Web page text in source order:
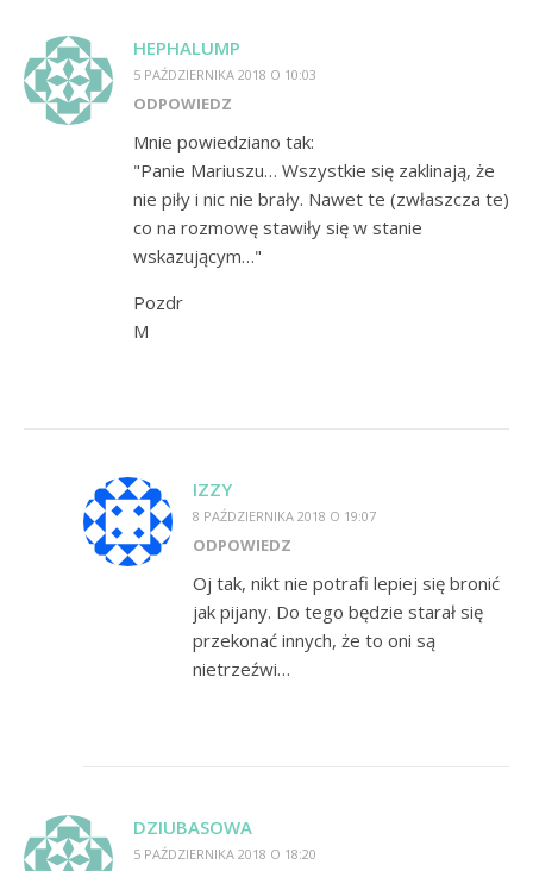
HEPHALUMP
5 PAŹDZIERNIKA 2018 O 10:03
ODPOWIEDZ
Mnie powiedziano tak:
"Panie Mariuszu… Wszystkie się zaklinają, że
nie piły i nic nie brały. Nawet te (zwłaszcza te)
co na rozmowę stawiły się w stanie
wskazującym…"
Pozdr
M
IZZY
8 PAŹDZIERNIKA 2018 O 19:07
ODPOWIEDZ
Oj tak, nikt nie potrafi lepiej się bronić
jak pijany. Do tego będzie starał się
przekonać innych, że to oni są
nietrzeźwi…
DZIUBASOWA
5 PAŹDZIERNIKA 2018 O 18:20